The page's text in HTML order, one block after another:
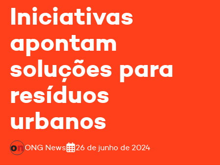
Iniciativas
apontam
soluções para
resíduos
urbanos
ONG News 26 de junho de 2024